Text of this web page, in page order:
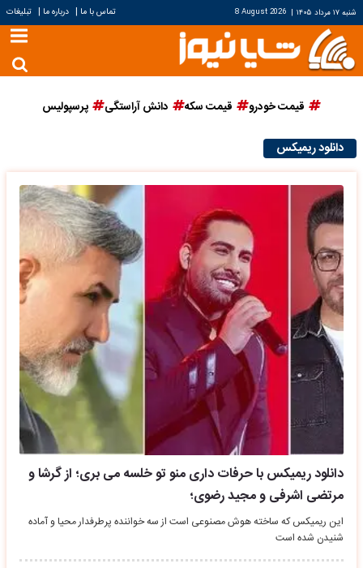
شنبه ۱۷ مرداد ۱۴۰۵ |
8 August 2026 تماس با ما | درباره ما | تبلیغات
قیمت خودرو قیمت سکه دانش آراستگی پرسپولیس
دانلود ریمیکس
دانلود ریمیکس با حرفات داری منو تو خلسه می بری؛ از گرشا و
مرتضی اشرفی و مجید رضوی؛
این ریمیکس که ساخته هوش مصنوعی است از سه خواننده پرطرفدار محیا و آماده
شنیدن شده است